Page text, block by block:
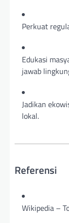
Perkuat
Edukasi
jawab
Jadikan
lokal.
Referensi
Wikipedia –